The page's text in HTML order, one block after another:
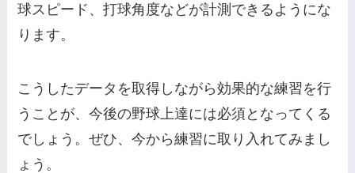
球スピード、打球角度などが計測できるようにな
ります。
こうしたデータを取得しながら効果的な練習を行
うことが、今後の野球上達には必須となってくる
でしょう。ぜひ、今から練習に取り入れてみまし
ょう。